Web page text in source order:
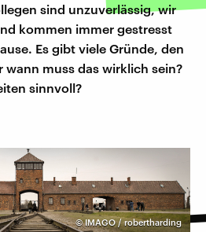
sind unzuverlässig, wir
kommen immer gestresst
Es gibt viele Gründe, den
wann muss das wirklich sein?
sinnvoll?
©IMAGO / robertharding